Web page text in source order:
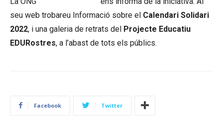
seu web trobareu Informació sobre el Calendari Solidari
2022, i una galeria de retrats del Projecte Educatiu
EDURostres, a l’abast de tots els públics.
Facebook Twitter